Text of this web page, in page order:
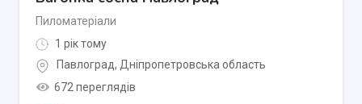
Пиломатеріали
1 рік тому
Павлоград, Дніпропетровська область
672 переглядів